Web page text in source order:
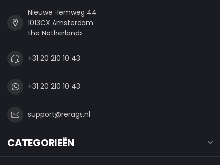
Nieuwe Hemweg 44
1013CX Amsterdam
the Netherlands
+31 20 210 10 43
+31 20 210 10 43
support@rerags.nl
CATEGORIEËN